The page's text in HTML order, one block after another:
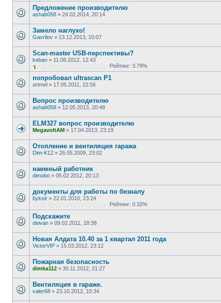
Предложение производителю
ashab058 » 24.02.2014, 20:14
Замело наглухо!
Gavrilov » 13.12.2013, 10:07
Scan-master USB-перспективы?
keban » 11.08.2012, 12:43
Рейтинг: 3.79%
попробовал ultrascan P1
artmel » 17.05.2011, 22:56
Вопрос производителю
ashab058 » 12.05.2013, 20:48
ELM327 вопрос производителю
MegavoltAM » 17.04.2013, 23:19
Отопление и вентиляция гаража
Dim-K12 » 26.05.2009, 23:02
наемный работник
dimobo » 05.02.2012, 20:13
документы для работы по безналу
byksir » 22.01.2010, 23:24
Рейтинг: 0.32%
Подскажите
deivan » 09.02.2011, 18:38
Новая Алдата 10.40 за 1 квартал 2011 года
VictorVIP » 15.03.2012, 23:12
Пожарная безопасность
dimka112 » 30.11.2012, 21:27
Вентиляция в гараже.
valer68 » 23.10.2012, 10:34